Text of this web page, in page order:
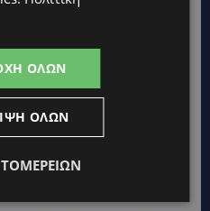
από 8.000 υπογραφές κατά
και επισκέπτες
ΌΛΩΝ
ΌΛΩΝ